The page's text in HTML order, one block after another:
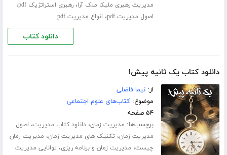
مدیریت رهبری ملیکا ملک آرا،رهبری استراتژیک pdf ،
اصول مدیریت pdf ، انواع مدیریت pdf
دانلود کتاب
دانلود کتاب یک ثانیه پیش!
از:نیما فاضلی
موضوع:کتاب‌های علوم اجتماعی
۵۴ صفحه
برچسب‌ها: مدیریت زمان،دانلود کتاب مدیریت، اصول
مدیریت زمان، تکنیک های مدیریت زمان، مدیریت زمان
چیست، مدیریت زمان و برنامه ریزی، توانایی مدیریت